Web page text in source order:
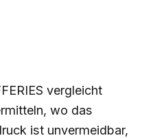
vergleicht
wo das
ist unvermeidbar,